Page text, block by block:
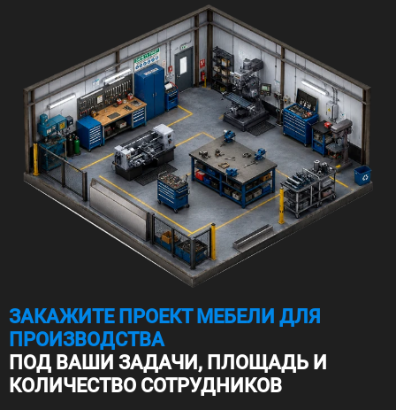
ЗАКАЖИТЕ ПРОЕКТ МЕБЕЛИ ДЛЯ
ПРОИЗВОДСТВА
ПОД ВАШИ ЗАДАЧИ, ПЛОЩАДЬ И
КОЛИЧЕСТВО СОТРУДНИКОВ